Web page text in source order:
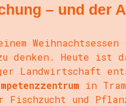
– und der
denken. Heute ist
Landwirtschaft
in
und